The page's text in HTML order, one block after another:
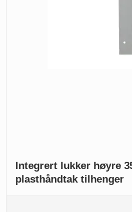
Integrert lukker høyre
plasthåndtak tilhenger